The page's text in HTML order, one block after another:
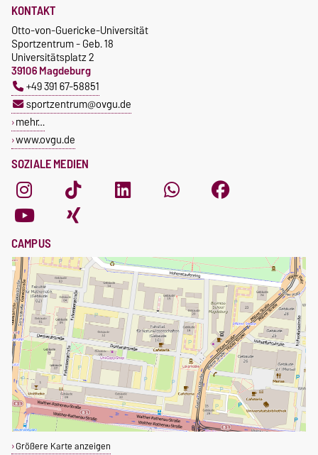
SOZIALE MEDIEN
KONTAKT
Otto-von-Guericke-Universität
Sportzentrum - Geb. 18
Universitätsplatz 2
39106 Magdeburg
+49 391 67-58851
sportzentrum@ovgu.de
mehr…
www.ovgu.de
CAMPUS
Größere Karte anzeigen